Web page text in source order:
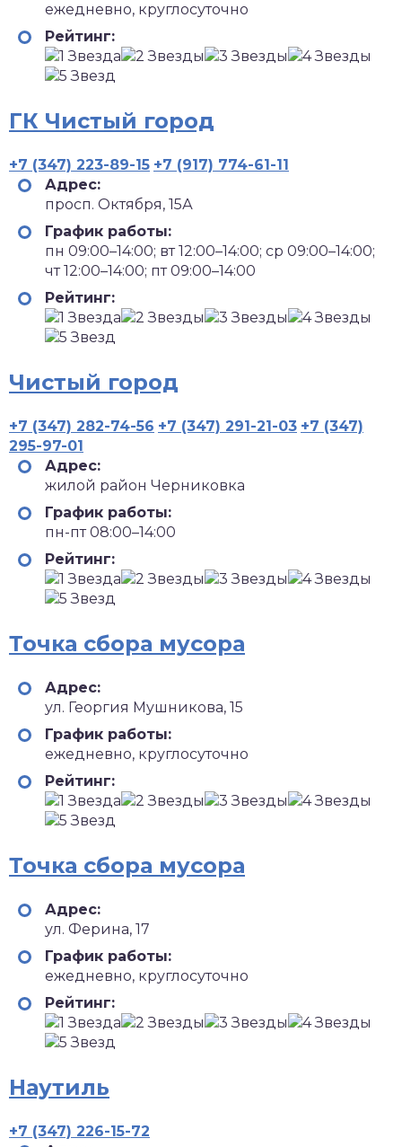
ежедневно, круглосуточно
Рейтинг:
ГК Чистый город
+7 (347) 223-89-15 +7 (917) 774-61-11
Адрес:
просп. Октября, 15А
График работы:
пн 09:00–14:00; вт 12:00–14:00; ср 09:00–14:00;
чт 12:00–14:00; пт 09:00–14:00
Рейтинг:
Чистый город
+7 (347) 282-74-56 +7 (347) 291-21-03 +7 (347)
295-97-01
Адрес:
жилой район Черниковка
График работы:
пн-пт 08:00–14:00
Рейтинг:
Точка сбора мусора
Адрес:
ул. Георгия Мушникова, 15
График работы:
ежедневно, круглосуточно
Рейтинг:
Точка сбора мусора
Адрес:
ул. Ферина, 17
График работы:
ежедневно, круглосуточно
Рейтинг:
Наутиль
+7 (347) 226-15-72